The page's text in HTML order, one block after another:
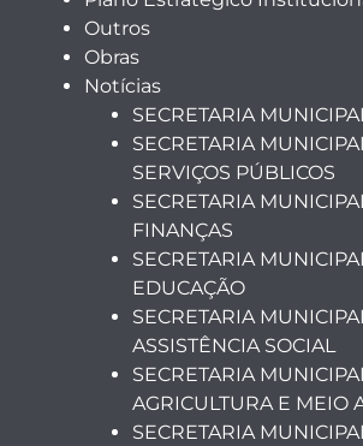
Outros
Obras
Notícias
SECRETARIA
SECRETARIA
SERVIÇOS PÚBLICOS
SECRETARIA
FINANÇAS
SECRETARIA
EDUCAÇÃO
SECRETARIA
ASSISTÊNCIA SOCIAL
SECRETARIA
AGRICULTURA E MEIO
SECRETARIA